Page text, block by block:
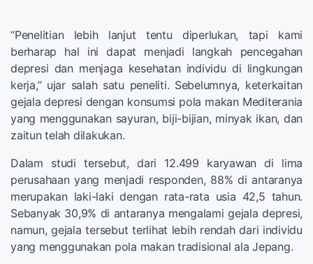
“Penelitian lebih lanjut tentu diperlukan, tapi kami
berharap hal ini dapat menjadi langkah pencegahan
depresi dan menjaga kesehatan individu di lingkungan
kerja,” ujar salah satu peneliti. Sebelumnya, keterkaitan
gejala depresi dengan konsumsi pola makan Mediterania
yang menggunakan sayuran, biji-bijian, minyak ikan, dan
zaitun telah dilakukan.
Dalam studi tersebut, dari 12.499 karyawan di lima
perusahaan yang menjadi responden, 88% di antaranya
merupakan laki-laki dengan rata-rata usia 42,5 tahun.
Sebanyak 30,9% di antaranya mengalami gejala depresi,
namun, gejala tersebut terlihat lebih rendah dari individu
yang menggunakan pola makan tradisional ala Jepang.